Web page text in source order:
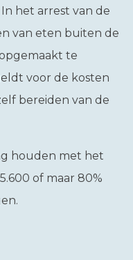
het arrest van de
van eten buiten de
te
voor de kosten
bereiden van de
houden met het
of maar 80%